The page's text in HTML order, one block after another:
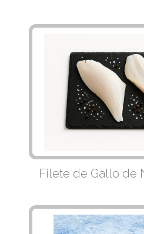
Filete de Gallo de